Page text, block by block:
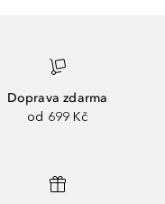
Doprava zdarma
od 699 Kč